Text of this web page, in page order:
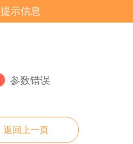
提示信息
参数错误
返回上一页